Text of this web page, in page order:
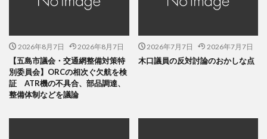
2026年8月7日 2026年8月7日
【五島市議会・交通網整備対策特
別委員会】ORCの相次ぐ欠航を検
証 ATR機の不具合、部品調達、
整備体制などを議論
2026年7月7日 2026年7月7日
木口議員の反対討論のおかしな点